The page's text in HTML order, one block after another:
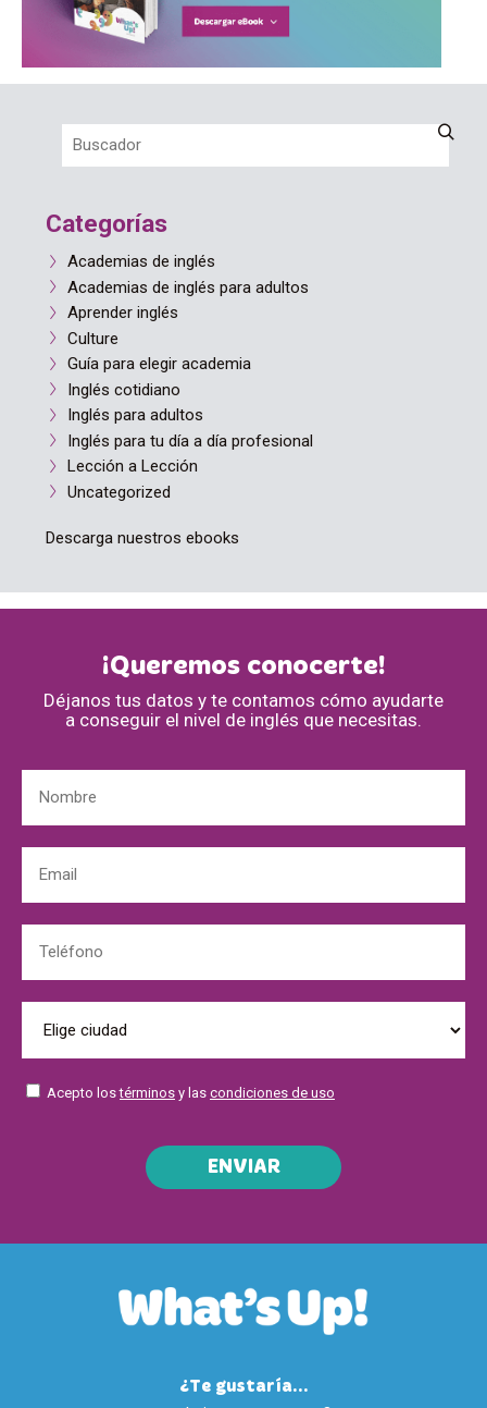
Categorías
Academias de inglés
Academias de inglés para adultos
Aprender inglés
Culture
Guía para elegir academia
Inglés cotidiano
Inglés para adultos
Inglés para tu día a día profesional
Lección a Lección
Uncategorized
Descarga nuestros ebooks
¡Queremos conocerte!
Déjanos tus datos y te contamos cómo ayudarte
a conseguir el nivel de inglés que necesitas.
Acepto lostérminos y las condiciones de uso
ENVIAR
¿Te gustaría...